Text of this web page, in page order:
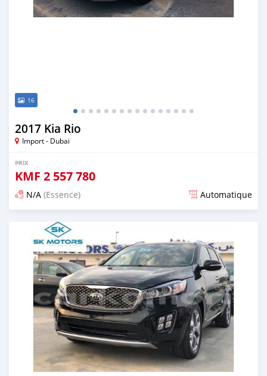
16
2017 Kia Rio
Import - Dubai
PRIX
KMF 2 557 780
N/A (Essence) Automatique
Publié il y a presque 6 ans